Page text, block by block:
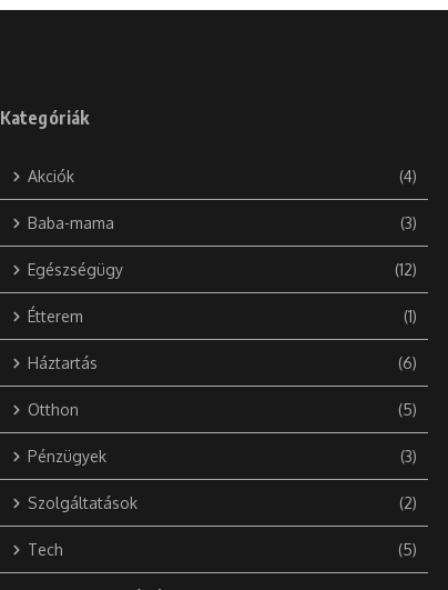
Kategóriák
Akciók (4)
Baba-mama (3)
Egészségügy (12)
Étterem (1)
Háztartás (6)
Otthon (5)
Pénzügyek (3)
Szolgáltatások (2)
Tech (5)